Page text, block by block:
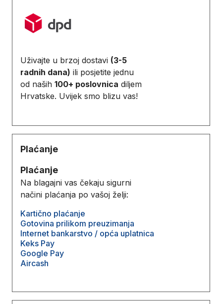
Uživajte u brzoj dostavi (3-5
radnih dana) ili posjetite jednu
od naših 100+ poslovnica diljem
Hrvatske. Uvijek smo blizu vas!
Plaćanje
Plaćanje
Na blagajni vas čekaju sigurni
načini plaćanja po vašoj želji:
Kartično plaćanje
Gotovina prilikom preuzimanja
Internet bankarstvo / opća uplatnica
Keks Pay
Google Pay
Aircash